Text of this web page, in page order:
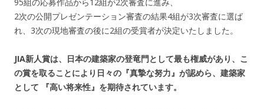
95組の応募作品から12組が2次審査に進み、
2次の公開プレゼンテーション審査の結果4組が3次審査に選ば
れ、3次の現地審査の後に2組の受賞者が決定いたしました。
JIA新人賞は、日本の建築家の登竜門として最も権威があり、こ
の賞を取ることにより日々の『真摯な努力』が認めら、建築家
として 『高い将来性』を期待されています。